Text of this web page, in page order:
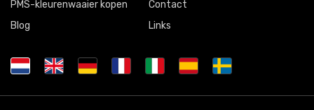
PMS-kleurenwaaier kopen
Blog
Contact
Links